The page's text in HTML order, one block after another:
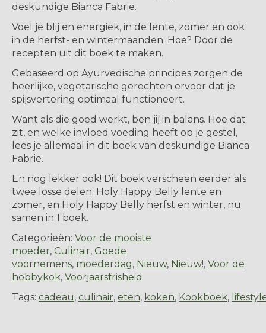
deskundige Bianca Fabrie.
Voel je blij en energiek, in de lente, zomer en ook
in de herfst- en wintermaanden. Hoe? Door de
recepten uit dit boek te maken.
Gebaseerd op Ayurvedische principes zorgen de
heerlijke, vegetarische gerechten ervoor dat je
spijsvertering optimaal functioneert.
Want als die goed werkt, ben jij in balans. Hoe dat
zit, en welke invloed voeding heeft op je gestel,
lees je allemaal in dit boek van deskundige Bianca
Fabrie.
En nog lekker ook! Dit boek verscheen eerder als
twee losse delen: Holy Happy Belly lente en
zomer, en Holy Happy Belly herfst en winter, nu
samen in 1 boek.
Categorieën: Voor de mooiste
moeder, Culinair, Goede
voornemens, moederdag, Nieuw, Nieuw!, Voor de
hobbykok, Voorjaarsfrisheid
Tags: cadeau, culinair, eten, koken, Kookboek,